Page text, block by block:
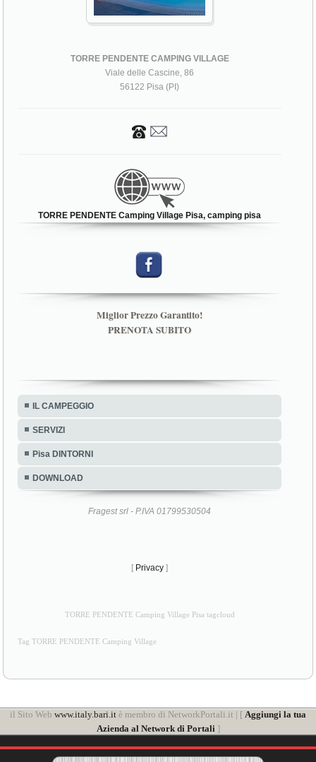
TORRE PENDENTE CAMPING VILLAGE
Viale delle Cascine, 86
56122 Pisa (PI)
TORRE PENDENTE Camping Village Pisa, camping pisa
Miglior Prezzo Garantito!
PRENOTA SUBITO
IL CAMPEGGIO
SERVIZI
Pisa DINTORNI
DOWNLOAD
Fragest srl - P.IVA 01799530504
[ Privacy ]
TORRE PENDENTE Camping Village Pisa tagcloud
Tag TORRE PENDENTE Camping Village
il Sito Web www.italy.bari.it è membro di NetworkPortali.it | [ Aggiungi la tua
Azienda al Network di Portali]